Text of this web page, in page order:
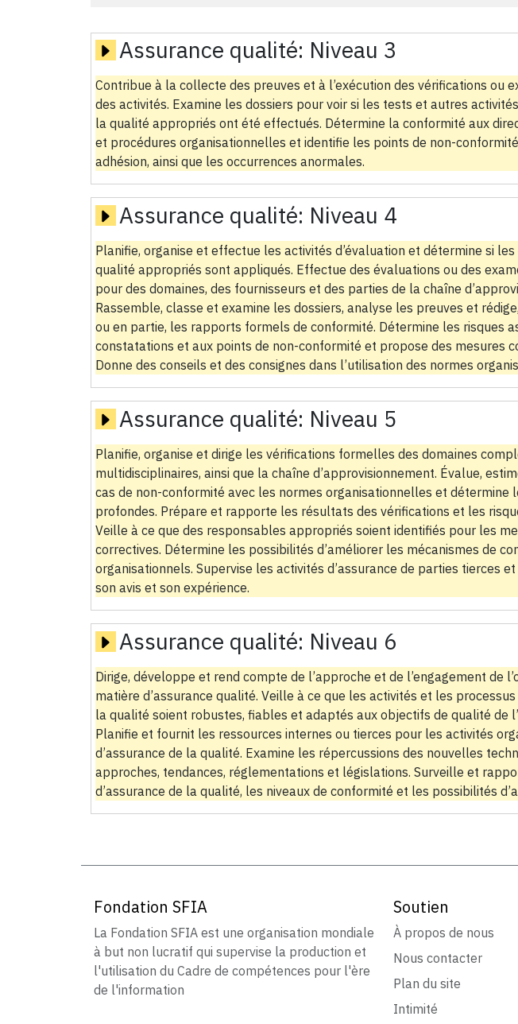
Assurance qualité: Niveau 3
Contribue à la collecte des preuves et à l’exécution des vérifications ou
des activités. Examine les dossiers pour voir si les tests et autres
la qualité appropriés ont été effectués. Détermine la conformité aux
et procédures organisationnelles et identifie les points de non-
adhésion, ainsi que les occurrences anormales.
Assurance qualité: Niveau 4
Planifie, organise et effectue les activités d’évaluation et détermine si
qualité appropriés sont appliqués. Effectue des évaluations ou des
pour des domaines, des fournisseurs et des parties de la chaîne
Rassemble, classe et examine les dossiers, analyse les preuves et
ou en partie, les rapports formels de conformité. Détermine les risques
constatations et aux points de non-conformité et propose des mesures
Donne des conseils et des consignes dans l’utilisation des normes
Assurance qualité: Niveau 5
Planifie, organise et dirige les vérifications formelles des domaines
multidisciplinaires, ainsi que la chaîne d’approvisionnement. Évalue,
cas de non-conformité avec les normes organisationnelles et détermine
profondes. Prépare et rapporte les résultats des vérifications et les
Veille à ce que des responsables appropriés soient identifiés pour les
correctives. Détermine les possibilités d’améliorer les mécanismes de
organisationnels. Supervise les activités d’assurance de parties tierces
son avis et son expérience.
Assurance qualité: Niveau 6
Dirige, développe et rend compte de l’approche et de l’engagement de
matière d’assurance qualité. Veille à ce que les activités et les processus
la qualité soient robustes, fiables et adaptés aux objectifs de qualité de
Planifie et fournit les ressources internes ou tierces pour les activités
d’assurance de la qualité. Examine les répercussions des nouvelles
approches, tendances, réglementations et législations. Surveille et
d’assurance de la qualité, les niveaux de conformité et les possibilités
Fondation SFIA
La Fondation SFIA est une organisation mondiale
à but non lucratif qui supervise la production et
l'utilisation du Cadre de compétences pour l'ère
de l'information
Soutien
À propos de nous
Nous contacter
Plan du site
Intimité